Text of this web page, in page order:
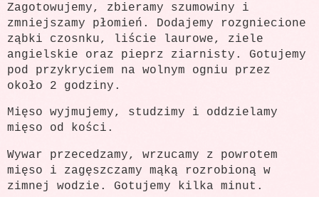
Zagotowujemy, zbieramy szumowiny i
zmniejszamy płomień. Dodajemy rozgniecione
ząbki czosnku, liście laurowe, ziele
angielskie oraz pieprz ziarnisty. Gotujemy
pod przykryciem na wolnym ogniu przez
około 2 godziny.
Mięso wyjmujemy, studzimy i oddzielamy
mięso od kości.
Wywar przecedzamy, wrzucamy z powrotem
mięso i zagęszczamy mąką rozrobioną w
zimnej wodzie. Gotujemy kilka minut.